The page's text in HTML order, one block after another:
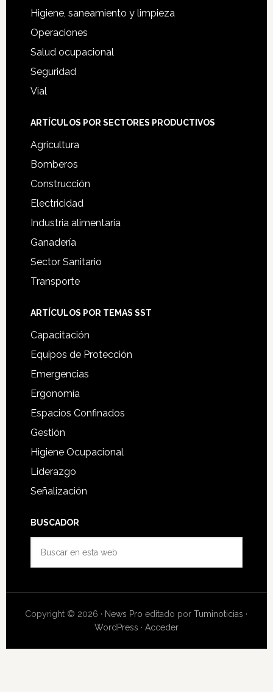
Higiene, saneamiento y limpieza
Operaciones
Salud ocupacional
Seguridad
Vial
ARTÍCULOS POR SECTORES PRODUCTIVOS
Agricultura
Bomberos
Construcción
Electricidad
Industria alimentaria
Ganadería
Sector Sanitario
Transporte
ARTÍCULOS POR TEMAS SST
Capacitación
Equipos de Protección
Emergencias
Ergonomía
Espacios Confinados
Gestión
Higiene Ocupacional
Liderazgo
Señalización
BUSCADOR
web
Copyright © 2026 · News Pro editado porTuminoticias ·
WordPress · Acceder